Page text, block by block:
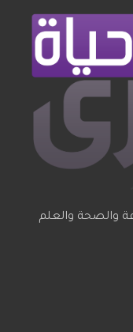
والصحة والعلم